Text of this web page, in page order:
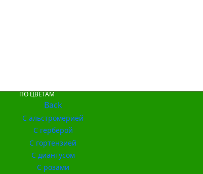
ПО ЦВЕТАМ
Back
С альстромерией
С герберой
С гортензией
С диантусом
С розами